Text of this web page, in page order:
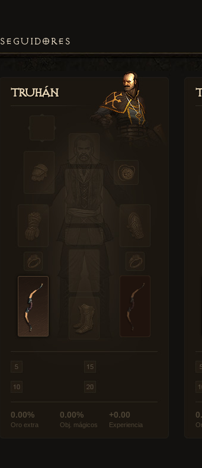
SEGUIDORES
Truhán
0.00%
Oro extra
0.00%
Obj. mágicos
+0.00
Experiencia